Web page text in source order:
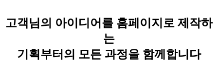
고객님의 아이디어를 홈페이지로 제작하
는
기획부터의 모든 과정을 함께합니다